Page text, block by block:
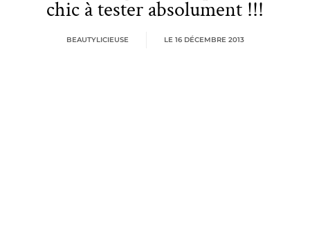
chic à tester absolument !!!
BEAUTYLICIEUSE LE 16 DÉCEMBRE 2013